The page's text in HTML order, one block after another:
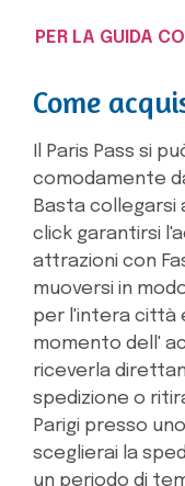
PER LA GUIDA
Come
Il Paris Pass si
comodamente
Basta collegarsi
click garantirsi
attrazioni con
muoversi in
per l'intera città
momento dell'
riceverla
spedizione o
Parigi presso
sceglierai la
un periodo di